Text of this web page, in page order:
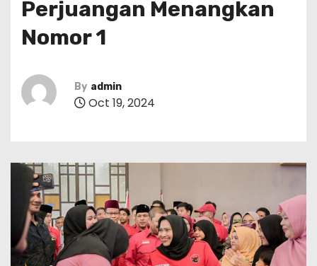
Perjuangan Menangkan
Nomor 1
By admin
Oct 19, 2024